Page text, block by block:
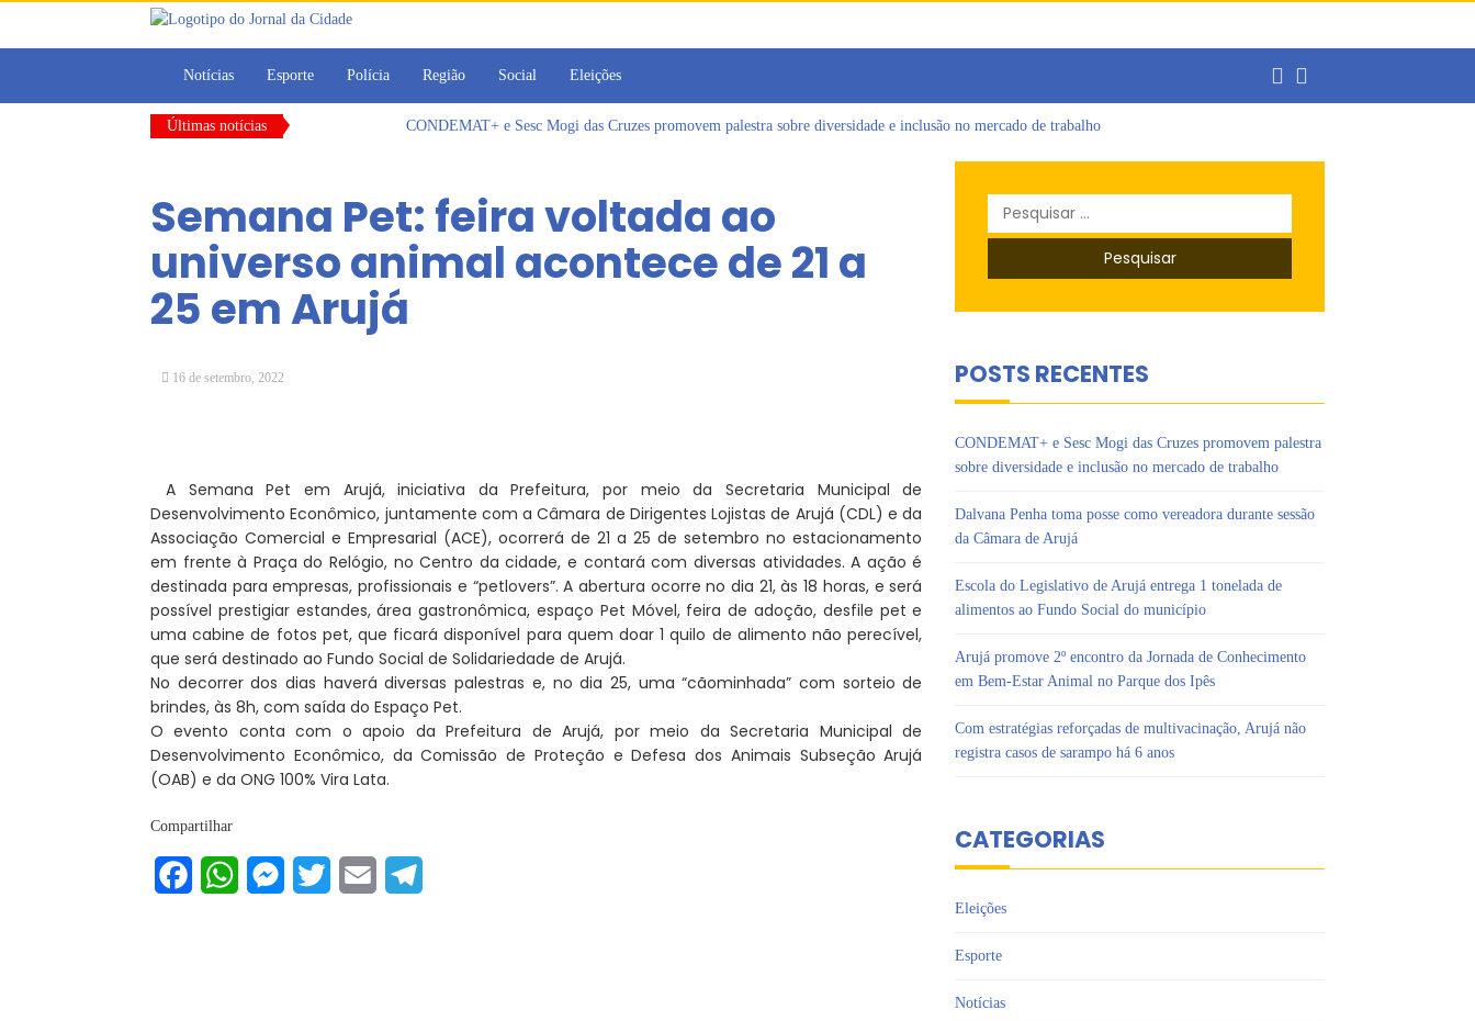
Notícias Esporte Polícia Região Social Eleições
Últimas notícias
CONDEMAT+ e Sesc Mogi das Cruzes promovem palestra sobre diversidade e inclusão no mercado de trabalho
Arujá promove 2º encontro da Jornada de Conhecimento em Bem-Estar Animal no Parque dos Ipês
Com estratégias reforçadas de multivacinação, Arujá não registra casos de sarampo há 6 anos
Vereadores Mirins iniciam jornada no Legislativo com participação em Sessão Simulada
Semana Pet: feira voltada ao
universo animal acontece de 21 a
25 em Arujá
16 de setembro, 2022
A Semana Pet em Arujá, iniciativa da Prefeitura, por meio da Secretaria Municipal de
Desenvolvimento Econômico, juntamente com a Câmara de Dirigentes Lojistas de Arujá (CDL) e da
Associação Comercial e Empresarial (ACE), ocorrerá de 21 a 25 de setembro no estacionamento
em frente à Praça do Relógio, no Centro da cidade, e contará com diversas atividades. A ação é
destinada para empresas, profissionais e “petlovers”. A abertura ocorre no dia 21, às 18 horas, e será
possível prestigiar estandes, área gastronômica, espaço Pet Móvel, feira de adoção, desfile pet e
uma cabine de fotos pet, que ficará disponível para quem doar 1 quilo de alimento não perecível,
que será destinado ao Fundo Social de Solidariedade de Arujá.
No decorrer dos dias haverá diversas palestras e, no dia 25, uma “cãominhada” com sorteio de
brindes, às 8h, com saída do Espaço Pet.
O evento conta com o apoio da Prefeitura de Arujá, por meio da Secretaria Municipal de
Desenvolvimento Econômico, da Comissão de Proteção e Defesa dos Animais Subseção Arujá
(OAB) e da ONG 100% Vira Lata.
Compartilhar
FacebookWhatsAppMessenger
Twitter Email
Pesquisar
por:
POSTS RECENTES
CONDEMAT+ e Sesc Mogi das Cruzes promovem palestra
sobre diversidade e inclusão no mercado de trabalho
Dalvana Penha toma posse como vereadora durante sessão
da Câmara de Arujá
Escola do Legislativo de Arujá entrega 1 tonelada de
alimentos ao Fundo Social do município
Arujá promove 2º encontro da Jornada de Conhecimento
em Bem-Estar Animal no Parque dos Ipês
Com estratégias reforçadas de multivacinação, Arujá não
registra casos de sarampo há 6 anos
CATEGORIAS
Eleições
Esporte
Notícias